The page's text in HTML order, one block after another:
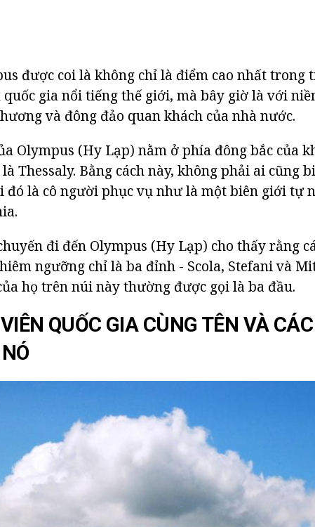
được coi là không chỉ là điểm cao nhất trong
quốc gia nổi tiếng thế giới, mà bây giờ là với
và đông đảo quan khách của nhà nước.
Olympus (Hy Lạp) nằm ở phía đông bắc của
Thessaly. Bằng cách này, không phải ai cũng
đó là cô người phục vụ như là một biên giới tự
đi đến Olympus (Hy Lạp) cho thấy rằng
ngưỡng chỉ là ba đỉnh - Scola, Stefani và
họ trên núi này thường được gọi là ba đầu.
QUỐC GIA CÙNG TÊN VÀ